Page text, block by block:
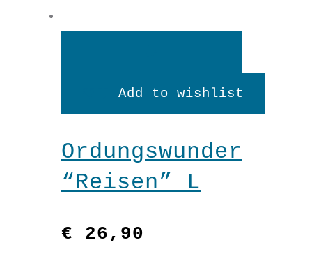
den
Add to wishlist
Ordungswunder
“Reisen” L
€ 26,90